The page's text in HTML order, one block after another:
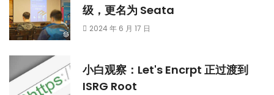
级，更名为 Seata
2024 年 6 月 17 日
小白观察：Let's Encrpt 正过渡到
ISRG Root